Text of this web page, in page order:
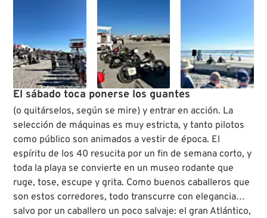
El sábado toca ponerse los guantes
(o quitárselos, según se mire) y entrar en acción. La
selección de máquinas es muy estricta, y tanto pilotos
como público son animados a vestir de época. El
espíritu de los 40 resucita por un fin de semana corto, y
toda la playa se convierte en un museo rodante que
ruge, tose, escupe y grita. Como buenos caballeros que
son estos corredores, todo transcurre con elegancia…
salvo por un caballero un poco salvaje: el gran Atlántico,